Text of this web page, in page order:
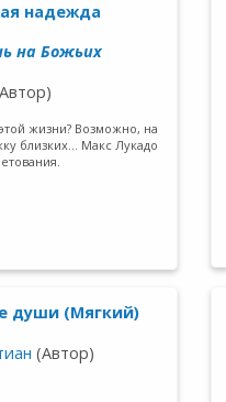
надежда
на Божьих
жизни? Возможно, на
близких… Макс Лукадо
души (Мягкий)
(Автор)